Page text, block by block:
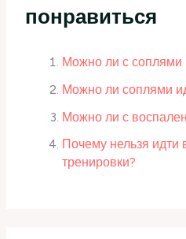
понравиться
Можно ли с соплями
Можно ли соплями
Можно ли с
Почему нельзя идти
тренировки?